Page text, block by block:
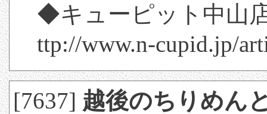
◆キューピット中山
ttp://www.n-cupid.jp/
[7637] 越後のちりめん